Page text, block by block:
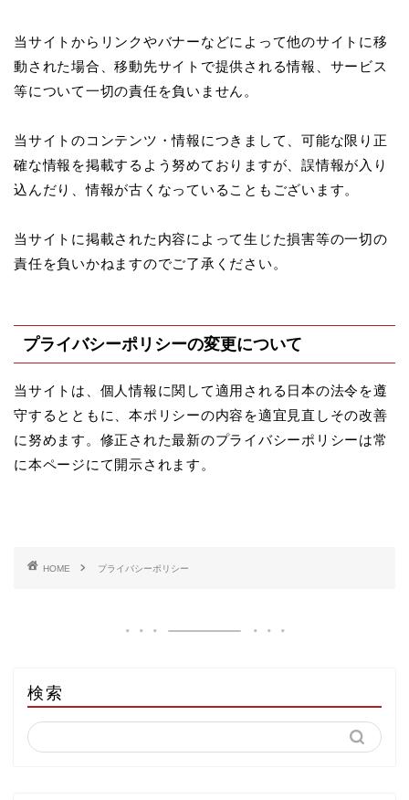
当サイトからリンクやバナーなどによって他のサイトに移
動された場合、移動先サイトで提供される情報、サービス
等について一切の責任を負いません。
当サイトのコンテンツ・情報につきまして、可能な限り正
確な情報を掲載するよう努めておりますが、誤情報が入り
込んだり、情報が古くなっていることもございます。
当サイトに掲載された内容によって生じた損害等の一切の
責任を負いかねますのでご了承ください。
プライバシーポリシーの変更について
当サイトは、個人情報に関して適用される日本の法令を遵
守するとともに、本ポリシーの内容を適宜見直しその改善
に努めます。修正された最新のプライバシーポリシーは常
に本ページにて開示されます。
HOME プライバシーポリシー
検索